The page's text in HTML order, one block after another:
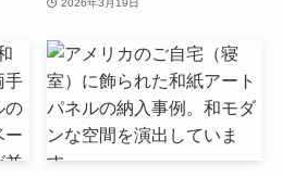
2026年3月19日